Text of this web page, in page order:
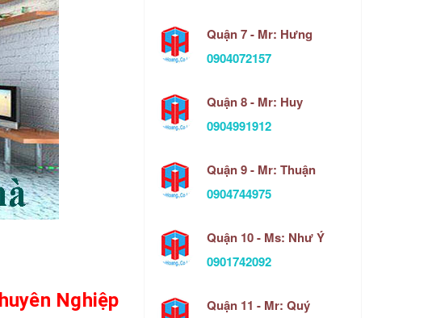
Nghiệp
Quận 7 - Mr: Hưng
0904072157
Quận 8 - Mr: Huy
0904991912
Quận 9 - Mr: Thuận
0904744975
Quận 10 - Ms: Như Ý
0901742092
Quận 11 - Mr: Quý